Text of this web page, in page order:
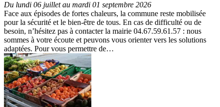
Du lundi 06 juillet au mardi 01 septembre 2026
Face aux épisodes de fortes chaleurs, la commune reste mobilisée
pour la sécurité et le bien-être de tous. En cas de difficulté ou de
besoin, n’hésitez pas à contacter la mairie 04.67.59.61.57 : nous
sommes à votre écoute et peuvons vous orienter vers les solutions
adaptées. Pour vous permettre de…